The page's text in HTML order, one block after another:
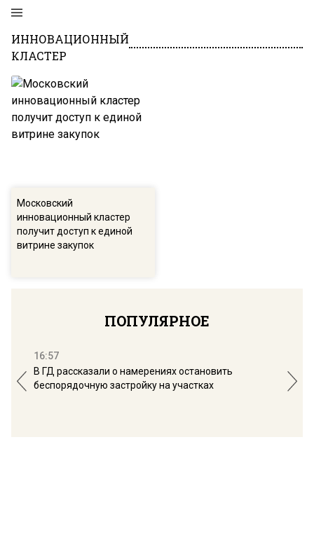
ИННОВАЦИОННЫЙ
КЛАСТЕР
Московский
инновационный кластер
получит доступ к единой
витрине закупок
ПОПУЛЯРНОЕ
16:57
В ГД рассказали о намерениях остановить
беспорядочную застройку на участках